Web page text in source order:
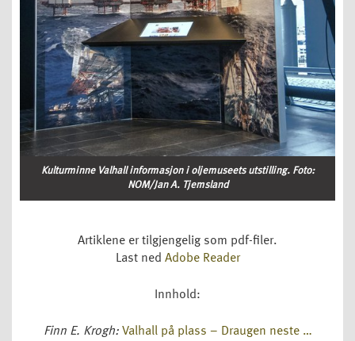
Kulturminne Valhall informasjon i oljemuseets utstilling. Foto:
NOM/Jan A. Tjemsland
Artiklene er tilgjengelig som pdf-filer.
Last ned Adobe Reader
Innhold:
Finn E. Krogh: Valhall på plass – Draugen neste …